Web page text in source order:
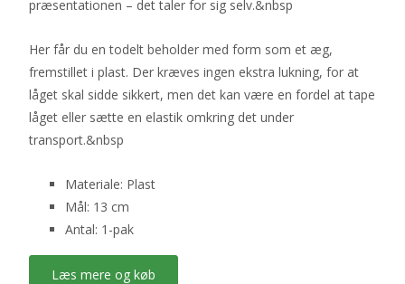
præsentationen – det taler for sig selv.&nbsp
Her får du en todelt beholder med form som et æg,
fremstillet i plast. Der kræves ingen ekstra lukning, for at
låget skal sidde sikkert, men det kan være en fordel at tape
låget eller sætte en elastik omkring det under
transport.&nbsp
Materiale: Plast
Mål: 13 cm
Antal: 1-pak
Læs mere og køb